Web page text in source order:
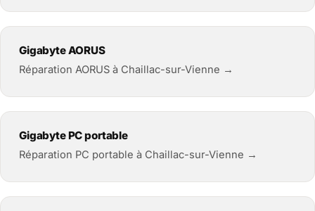
Gigabyte AORUS
Réparation AORUS à Chaillac-sur-Vienne →
Gigabyte PC portable
Réparation PC portable à Chaillac-sur-Vienne →